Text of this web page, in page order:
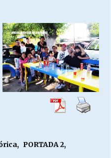
, PORTADA 2,